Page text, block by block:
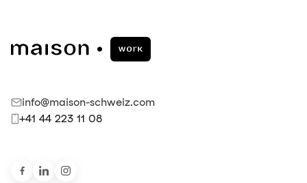
info@maison-schweiz.com
+41 44 223 11 08